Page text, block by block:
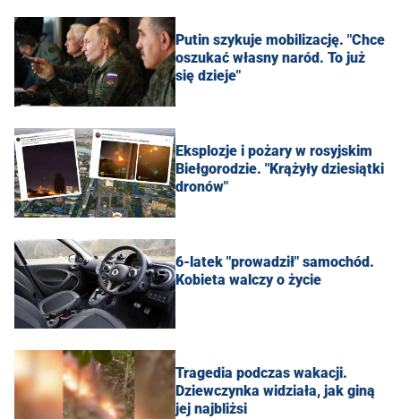
Putin szykuje mobilizację. "Chce
oszukać własny naród. To już
się dzieje"
Eksplozje i pożary w rosyjskim
Biełgorodzie. "Krążyły dziesiątki
dronów"
6-latek "prowadził" samochód.
Kobieta walczy o życie
Tragedia podczas wakacji.
Dziewczynka widziała, jak giną
jej najbliżsi